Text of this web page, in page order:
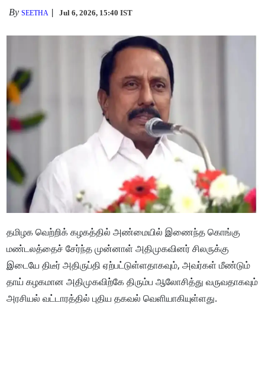
BySEETHA Jul 6, 2026, 15:40 IST
தமிழக வெற்றிக் கழகத்தில் அண்மையில் இணைந்த கொங்கு
மண்டலத்தைச் சேர்ந்த முன்னாள் அதிமுகவினர் சிலருக்கு
இடையே திடீர் அதிருப்தி ஏற்பட்டுள்ளதாகவும், அவர்கள் மீண்டும்
தாய் கழகமான அதிமுகவிற்கே திரும்ப ஆலோசித்து வருவதாகவும்
அரசியல் வட்டாரத்தில் புதிய தகவல் வெளியாகியுள்ளது.